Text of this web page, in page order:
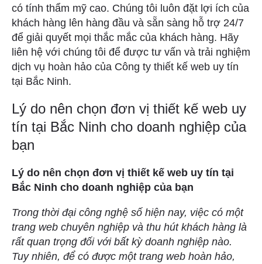
có tính thẩm mỹ cao. Chúng tôi luôn đặt lợi ích của
khách hàng lên hàng đầu và sẵn sàng hỗ trợ 24/7
để giải quyết mọi thắc mắc của khách hàng. Hãy
liên hệ với chúng tôi để được tư vấn và trải nghiệm
dịch vụ hoàn hảo của Công ty thiết kế web uy tín
tại Bắc Ninh.
Lý do nên chọn đơn vị thiết kế web uy
tín tại Bắc Ninh cho doanh nghiệp của
bạn
Lý do nên chọn đơn vị thiết kế web uy tín tại
Bắc Ninh cho doanh nghiệp của bạn
Trong thời đại công nghệ số hiện nay, việc có một
trang web chuyên nghiệp và thu hút khách hàng là
rất quan trọng đối với bất kỳ doanh nghiệp nào.
Tuy nhiên, để có được một trang web hoàn hảo,